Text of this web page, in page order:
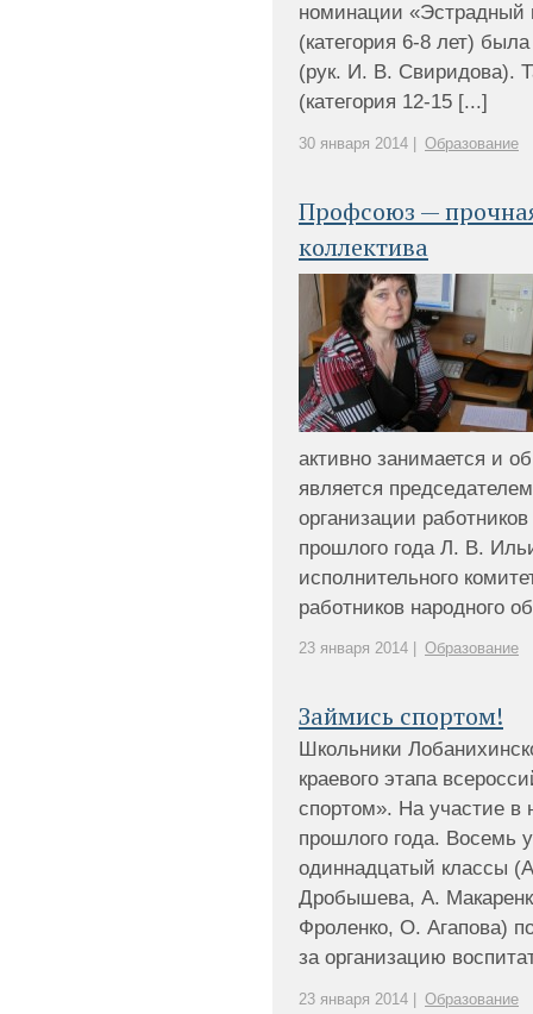
номинации «Эстрадный
(категория 6-8 лет)
(рук. И. В. Свиридова).
(категория 12-15 [...]
30 января 2014 | Образование
Профсоюз —
коллектива
активно занимается и
является
организации
прошлого года Л. В.
исполнительного
работников народного
23 января 2014 | Образование
Займись спортом!
Школьники
краевого этапа
спортом». На участие в
прошлого года. Восемь
одиннадцатый классы
Дробышева, А.
Фроленко, О. Агапова)
за организацию
23 января 2014 | Образование